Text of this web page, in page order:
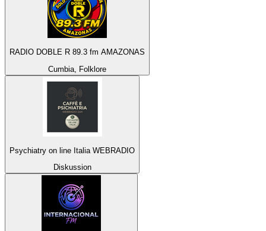
RADIO DOBLE R 89.3 fm AMAZONAS
Cumbia, Folklore
Psychiatry on line Italia WEBRADIO
Diskussion